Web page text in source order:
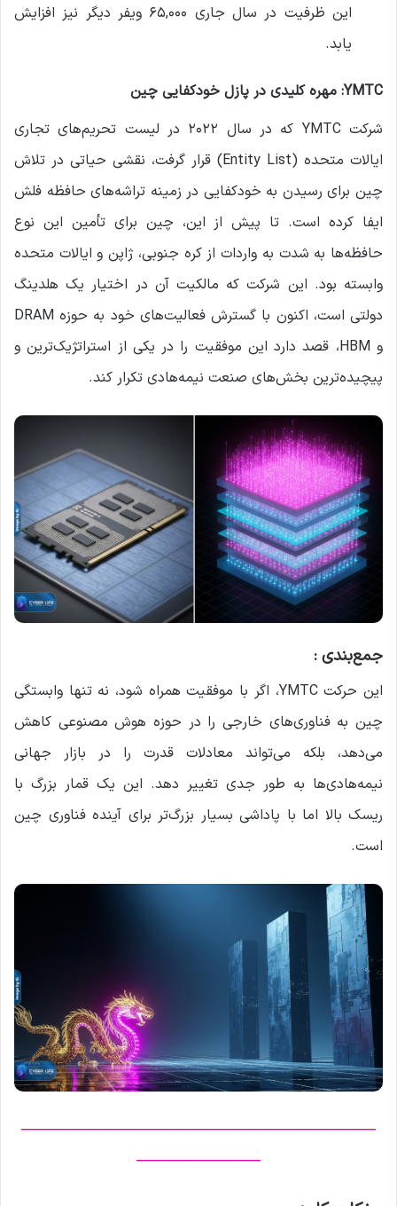
این ظرفیت در سال جاری ۶۵,۰۰۰ ویفر دیگر نیز افزایش
یابد.
YMTC: مهره کلیدی در پازل خودکفایی چین
شرکت YMTC که در سال ۲۰۲۲ در لیست تحریم‌های تجاری
ایالات متحده (Entity List) قرار گرفت، نقشی حیاتی در تلاش
چین برای رسیدن به خودکفایی در زمینه تراشه‌های حافظه فلش
ایفا کرده است. تا پیش از این، چین برای تأمین این نوع
حافظه‌ها به شدت به واردات از کره جنوبی، ژاپن و ایالات متحده
وابسته بود. این شرکت که مالکیت آن در اختیار یک هلدینگ
دولتی است، اکنون با گسترش فعالیت‌های خود به حوزه DRAM
و HBM، قصد دارد این موفقیت را در یکی از استراتژیک‌ترین و
پیچیده‌ترین بخش‌های صنعت نیمه‌هادی تکرار کند.
جمع‌بندی :
این حرکت YMTC، اگر با موفقیت همراه شود، نه تنها وابستگی
چین به فناوری‌های خارجی را در حوزه هوش مصنوعی کاهش
می‌دهد، بلکه می‌تواند معادلات قدرت را در بازار جهانی
نیمه‌هادی‌ها به طور جدی تغییر دهد. این یک قمار بزرگ با
ریسک بالا اما با پاداشی بسیار بزرگ‌تر برای آینده فناوری چین
است.
————————————————————
———————